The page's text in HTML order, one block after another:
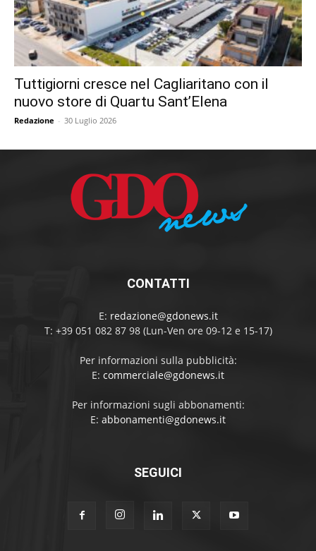
Tuttigiorni cresce nel Cagliaritano con il
nuovo store di Quartu Sant’Elena
Redazione - 30 Luglio 2026
CONTATTI
E: redazione@gdonews.it
T: +39 051 082 87 98 (Lun-Ven ore 09-12 e 15-17)
Per informazioni sulla pubblicità:
E: commerciale@gdonews.it
Per informazioni sugli abbonamenti:
E: abbonamenti@gdonews.it
SEGUICI